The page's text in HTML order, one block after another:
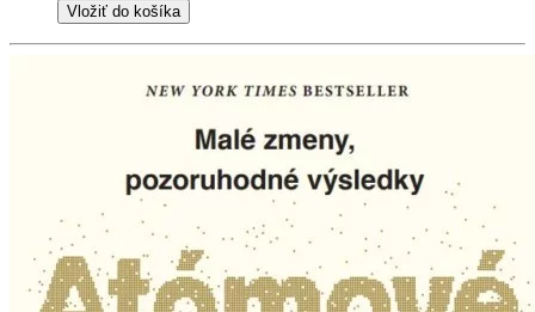
Vložiť do košíka